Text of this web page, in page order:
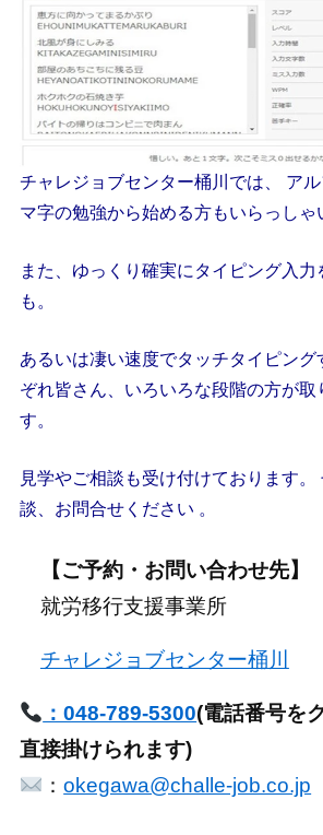
チャレジョブセンター桶川では、 ア
マ字の勉強から始める方もいらっしゃ
また、ゆっくり確実にタイピング入力
も。
あるいは凄い速度でタッチタイピング
ぞれ皆さん、いろいろな段階の方が取
す。
見学やご相談も受け付けております。
談、お問合せください 。
【ご予約・お問い合わせ先】
就労移行支援事業所
チャレジョブセンター桶川
：048-789-5300(電話番号を
直接掛けられます)
：okegawa@challe-job.co.jp